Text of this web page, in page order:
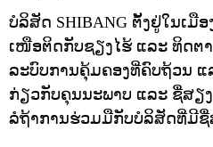
ບໍລິສັດ SHIBANG ຕັ້ງຢູ່ໃນເມື
ເໜືອຕິດກັບຊຽງໄຮ້ ແລະ ທິດຕ
ລະບົບການຄຸ້ມຄອງທີ່ຄົບຖ້ວນ
ກ່ຽວກັບຄຸນນະພາບ ແລະ ຊື່ສຽ
ລໍຖ້າການຮ່ວມມືກັບບໍລິສັດທີ່ມີຊື່